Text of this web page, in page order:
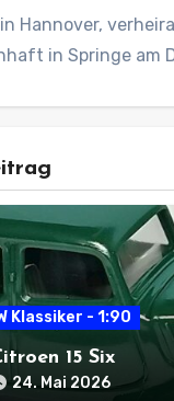
Hannover,
in Springe am
Klassiker - 1:90
15 Six
24. Mai 2026